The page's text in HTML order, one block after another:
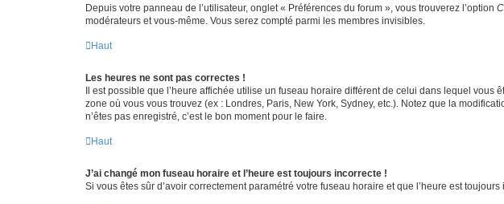
Depuis votre panneau de l’utilisateur, onglet « Préférences du forum », vous trouverez l’option
modérateurs et vous-même. Vous serez compté parmi les membres invisibles.
Haut
Les heures ne sont pas correctes !
Il est possible que l’heure affichée utilise un fuseau horaire différent de celui dans lequel vous
zone où vous vous trouvez (ex : Londres, Paris, New York, Sydney, etc.). Notez que la
n’êtes pas enregistré, c’est le bon moment pour le faire.
Haut
J’ai changé mon fuseau horaire et l’heure est toujours incorrecte !
Si vous êtes sûr d’avoir correctement paramétré votre fuseau horaire et que l’heure est